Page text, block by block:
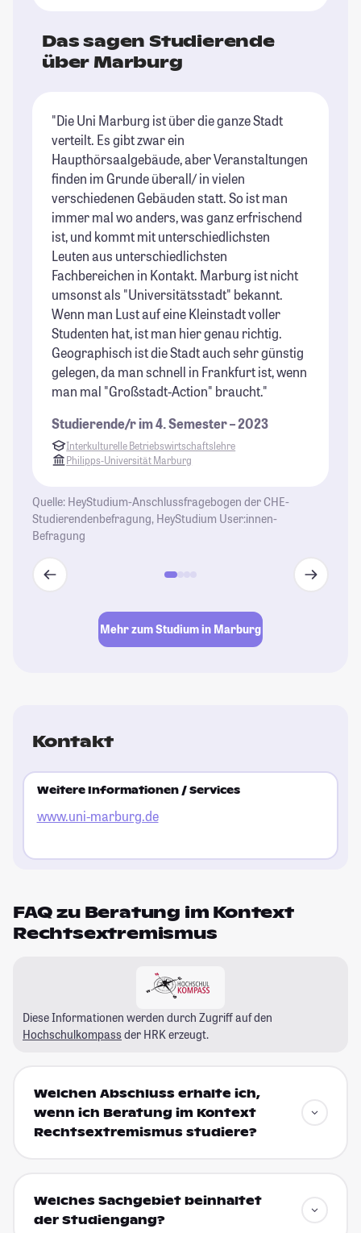
Das sagen Studierende
über Marburg
"Die Uni Marburg ist über die ganze Stadt
verteilt. Es gibt zwar ein
Haupthörsaalgebäude, aber Veranstaltungen
finden im Grunde überall/ in vielen
verschiedenen Gebäuden statt. So ist man
immer mal wo anders, was ganz erfrischend
ist, und kommt mit unterschiedlichsten
Leuten aus unterschiedlichsten
Fachbereichen in Kontakt. Marburg ist nicht
umsonst als "Universitätsstadt" bekannt.
Wenn man Lust auf eine Kleinstadt voller
Studenten hat, ist man hier genau richtig.
Geographisch ist die Stadt auch sehr günstig
gelegen, da man schnell in Frankfurt ist, wenn
man mal "Großstadt-Action" braucht."
Studierende/r im 4. Semester – 2023
Interkulturelle Betriebswirtschaftslehre
Philipps-Universität Marburg
Quelle: HeyStudium-Anschlussfragebogen der CHE-
Studierendenbefragung, HeyStudium User:innen-
Befragung
Mehr zum Studium in Marburg
Kontakt
Weitere Informationen / Services
www.uni-marburg.de
FAQ zu Beratung im Kontext
Rechtsextremismus
Diese Informationen werden durch Zugriff auf den
Hochschulkompass der HRK erzeugt.
Welchen Abschluss erhalte ich,
wenn ich Beratung im Kontext
Rechtsextremismus studiere?
Welches Sachgebiet beinhaltet
der Studiengang?